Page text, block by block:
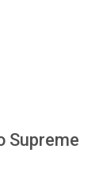
Supreme